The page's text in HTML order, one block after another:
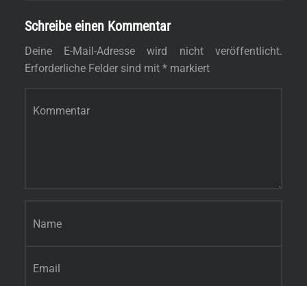
Schreibe einen Kommentar
Deine E-Mail-Adresse wird nicht veröffentlicht.
Erforderliche Felder sind mit *markiert